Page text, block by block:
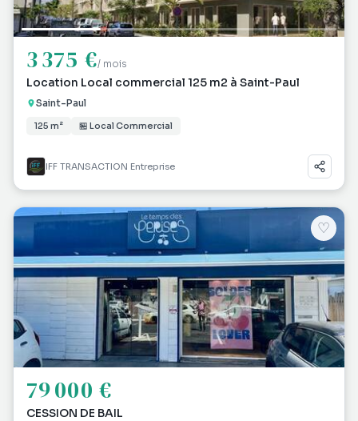
3 375 €/ mois
Location Local commercial 125 m2 à Saint-Paul
Saint-Paul
125 m² 🏪 Local Commercial
IFF TRANSACTION Entreprise
♡
79 000 €
CESSION DE BAIL